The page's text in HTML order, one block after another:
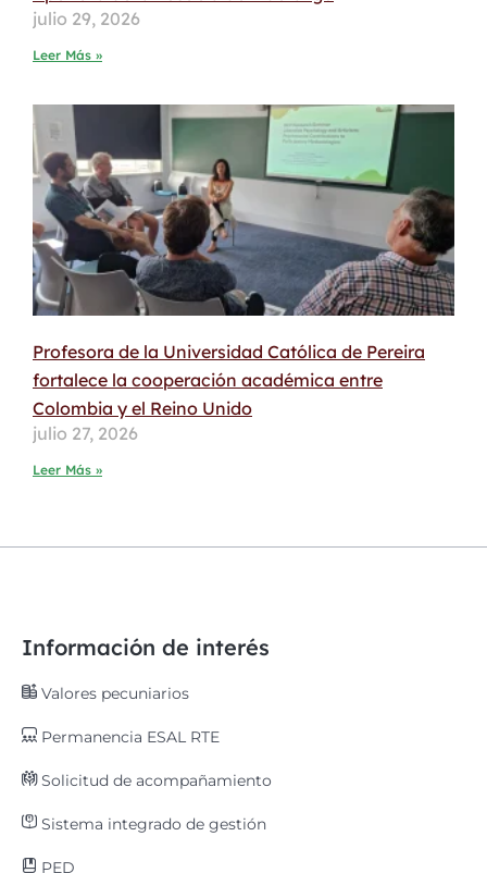
julio 29, 2026
Leer Más »
Profesora de la Universidad Católica de Pereira
fortalece la cooperación académica entre
Colombia y el Reino Unido
julio 27, 2026
Leer Más »
Información de interés
Valores pecuniarios
Permanencia ESAL RTE
Solicitud de acompañamiento
Sistema integrado de gestión
PED